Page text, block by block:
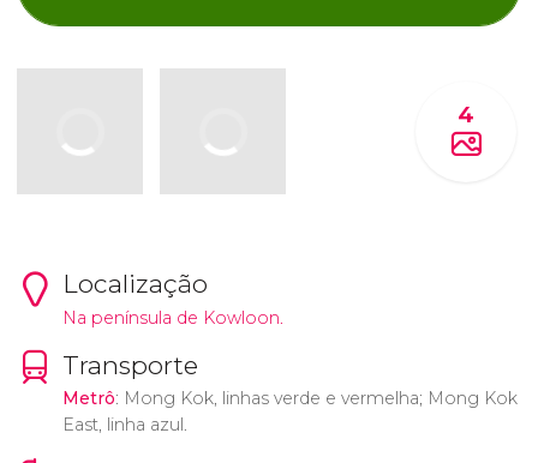
4
Localização
Na península de Kowloon.
Transporte
Metrô: Mong Kok, linhas verde e vermelha; Mong Kok
East, linha azul.